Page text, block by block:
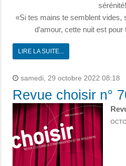
sérénité!
«Si tes mains te semblent
d’amour, cette nuit est
LIRE LA SUITE...
samedi, 29 octobre 2022 08:18
Revue choisir n°